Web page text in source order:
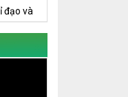
đạo và
2024